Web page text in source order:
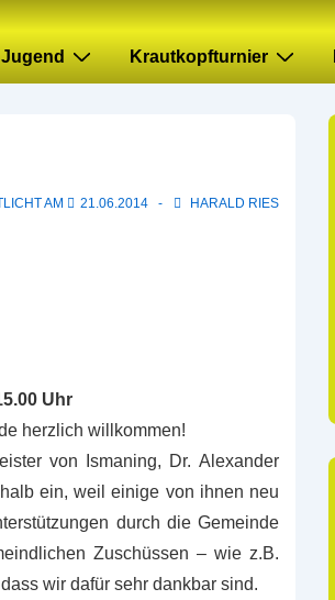
Jugend Krautkopfturnier
AM 21.06.2014 HARALD RIES
Uhr
herzlich willkommen!
von Ismaning, Dr. Alexander
ein, weil einige von ihnen neu
durch die Gemeinde
Zuschüssen – wie z.B.
wir dafür sehr dankbar sind.